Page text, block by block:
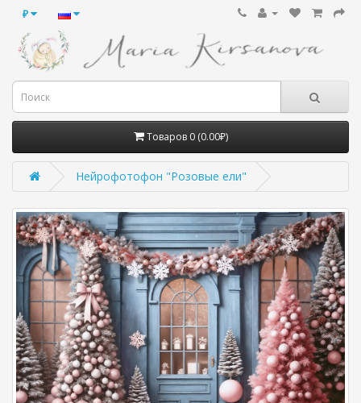
₽
Товаров 0 (0.00₽)
Нейрофотофон "Розовые ели"